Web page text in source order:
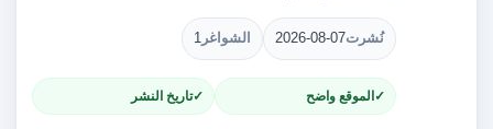
نُشرت2026-08-07 الشواغر 1
الموقع واضح تاريخ النشر